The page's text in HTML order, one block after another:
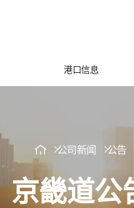
港口信息
公司新闻 公告
京畿道公